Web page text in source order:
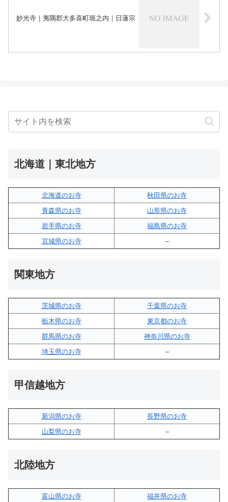
妙光寺｜夷隅郡大多喜町堀之内｜日蓮宗
北海道｜東北地方
北海道のお寺
秋田県のお寺
青森県のお寺
山形県のお寺
岩手県のお寺
福島県のお寺
宮城県のお寺
–
関東地方
茨城県のお寺
千葉県のお寺
栃木県のお寺
東京都のお寺
群馬県のお寺
神奈川県のお寺
埼玉県のお寺
–
甲信越地方
新潟県のお寺
長野県のお寺
山梨県のお寺
–
北陸地方
富山県のお寺
福井県のお寺